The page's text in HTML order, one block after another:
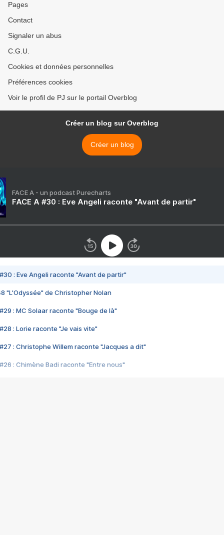
Pages
Contact
Signaler un abus
C.G.U.
Cookies et données personnelles
Préférences cookies
Voir le profil de PJ sur le portail Overblog
Créer un blog sur Overblog
Créer un blog
FACE A - un podcast Purecharts
FACE A #30 : Eve Angeli raconte "Avant de partir"
#30 : Eve Angeli raconte "Avant de partir"
"L'Odyssée" de Christopher Nolan
#29 : MC Solaar raconte "Bouge de là"
#28 : Lorie raconte "Je vais vite"
#27 : Christophe Willem raconte "Jacques a dit"
#26 : Chimène Badi raconte "Entre nous"